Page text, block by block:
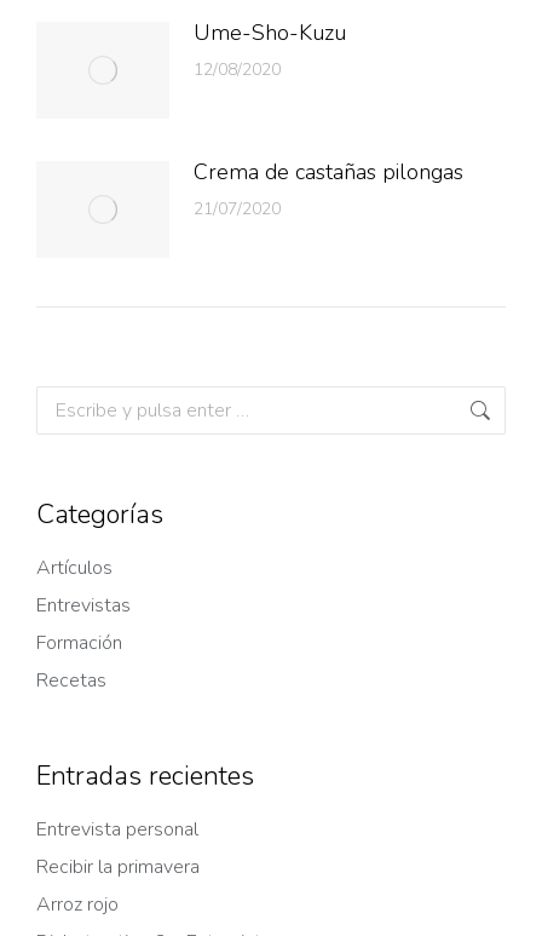
Ume-Sho-Kuzu
12/08/2020
Crema de castañas pilongas
21/07/2020
Categorías
Artículos
Entrevistas
Formación
Recetas
Entradas recientes
Entrevista personal
Recibir la primavera
Arroz rojo